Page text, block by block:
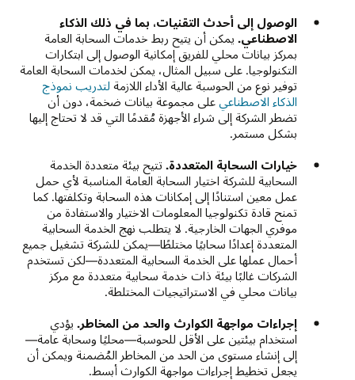
الوصول إلى أحدث التقنيات، بما في ذلك الذكاء
الاصطناعي. يمكن أن يتيح ربط خدمات السحابة العامة
بمركز بيانات محلي للفريق إمكانية الوصول إلى ابتكارات
التكنولوجيا. على سبيل المثال، يمكن لخدمات السحابة العامة
توفير نوع من الحوسبة عالية الأداء اللازمة لتدريب نموذج
الذكاء الاصطناعي على مجموعة بيانات ضخمة، دون أن
تضطر الشركة إلى شراء الأجهزة مُقدمًا التي قد لا تحتاج إليها
بشكل مستمر.
خيارات السحابة المتعددة. تتيح بيئة متعددة الخدمة
السحابية للشركة اختيار السحابة العامة المناسبة لأي حمل
عمل معين استنادًا إلى إمكانات هذه السحابة وتكلفتها. كما
تمنح قادة تكنولوجيا المعلومات الاختيار والاستفادة من
موفري الجهات الخارجية. لا يتطلب نهج الخدمة السحابية
المتعددة إعدادًا سحابيًا مختلطًا—يمكن للشركة تشغيل جميع
أحمال عملها على الخدمة السحابية المتعددة—لكن تستخدم
الشركات غالبًا بيئة ذات خدمة سحابية متعددة مع مركز
بيانات محلي في الاستراتيجيات المختلطة.
إجراءات مواجهة الكوارث والحد من المخاطر. يؤدي
استخدام بيئتين على الأقل للحوسبة—محليًا وسحابة عامة—
إلى إنشاء مستوى من الحد من المخاطر المُضمنة ويمكن أن
يجعل تخطيط إجراءات مواجهة الكوارث أبسط.